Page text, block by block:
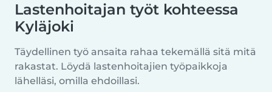
Lastenhoitajan työt kohteessa
Kyläjoki
Täydellinen työ ansaita rahaa tekemällä sitä mitä
rakastat. Löydä lastenhoitajien työpaikkoja
lähelläsi, omilla ehdoillasi.